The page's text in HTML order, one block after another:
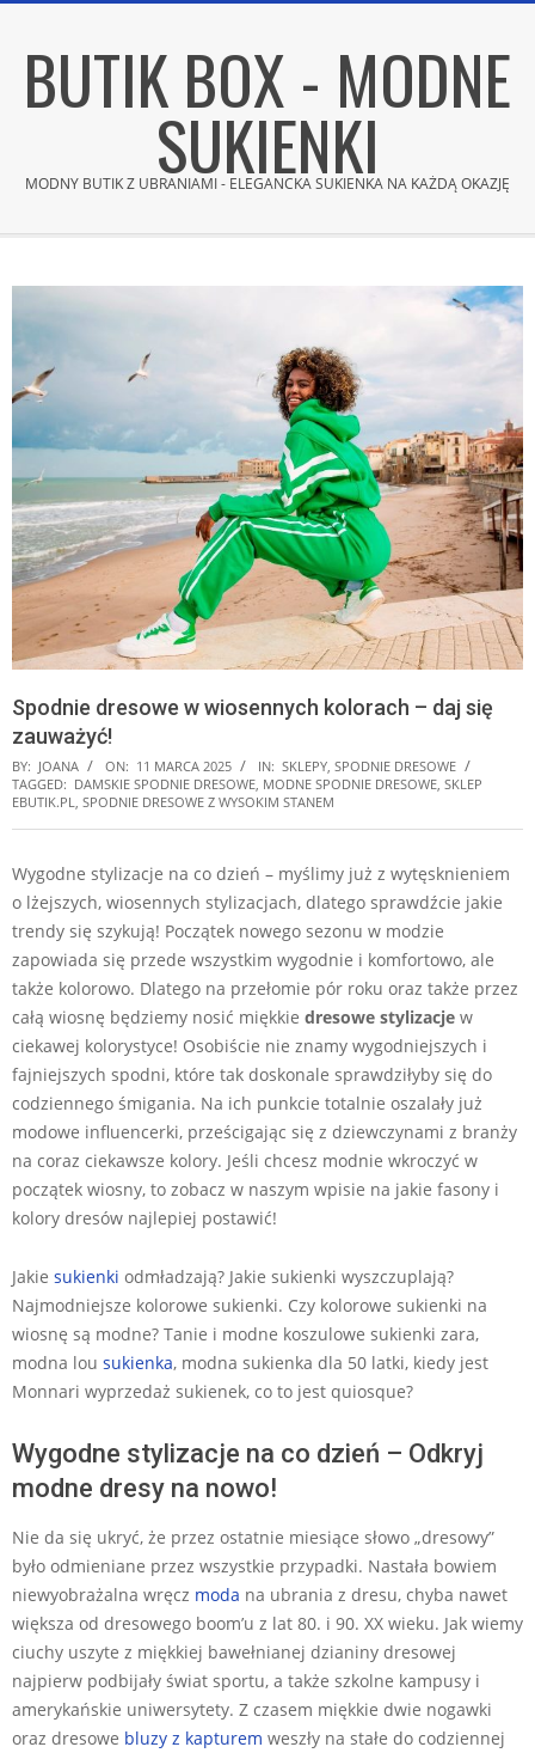
contentBUTIK BOX - MODNE
SUKIENKI
MODNY BUTIK Z UBRANIAMI - ELEGANCKA SUKIENKA NA KAŻDĄ OKAZJĘ
Spodnie dresowe w wiosennych kolorach – daj się
zauważyć!
BY: JOANA ON: 11 MARCA 2025 IN: SKLEPY, SPODNIE DRESOWE
TAGGED: DAMSKIE SPODNIE DRESOWE, MODNE SPODNIE DRESOWE, SKLEP
EBUTIK.PL, SPODNIE DRESOWE Z WYSOKIM STANEM
Wygodne stylizacje na co dzień – myślimy już z wytęsknieniem
o lżejszych, wiosennych stylizacjach, dlatego sprawdźcie jakie
trendy się szykują! Początek nowego sezonu w modzie
zapowiada się przede wszystkim wygodnie i komfortowo, ale
także kolorowo. Dlatego na przełomie pór roku oraz także przez
całą wiosnę będziemy nosić miękkie dresowe stylizacje w
ciekawej kolorystyce! Osobiście nie znamy wygodniejszych i
fajniejszych spodni, które tak doskonale sprawdziłyby się do
codziennego śmigania. Na ich punkcie totalnie oszalały już
modowe influencerki, prześcigając się z dziewczynami z branży
na coraz ciekawsze kolory. Jeśli chcesz modnie wkroczyć w
początek wiosny, to zobacz w naszym wpisie na jakie fasony i
kolory dresów najlepiej postawić!
Jakie sukienki odmładzają? Jakie sukienki wyszczuplają?
Najmodniejsze kolorowe sukienki. Czy kolorowe sukienki na
wiosnę są modne? Tanie i modne koszulowe sukienki zara,
modna lou sukienka, modna sukienka dla 50 latki, kiedy jest
Monnari wyprzedaż sukienek, co to jest quiosque?
Wygodne stylizacje na co dzień – Odkryj
modne dresy na nowo!
Nie da się ukryć, że przez ostatnie miesiące słowo „dresowy”
było odmieniane przez wszystkie przypadki. Nastała bowiem
niewyobrażalna wręcz moda na ubrania z dresu, chyba nawet
większa od dresowego boom’u z lat 80. i 90. XX wieku. Jak wiemy
ciuchy uszyte z miękkiej bawełnianej dzianiny dresowej
najpierw podbijały świat sportu, a także szkolne kampusy i
amerykańskie uniwersytety. Z czasem miękkie dwie nogawki
oraz dresowe bluzy z kapturem weszły na stałe do codziennej